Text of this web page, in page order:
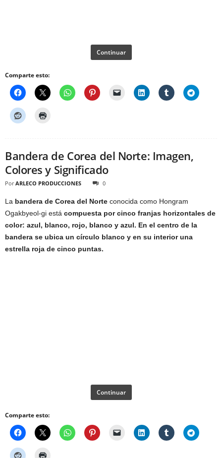
Continuar
Comparte esto:
Bandera de Corea del Norte: Imagen,
Colores y Significado
Por ARLECO PRODUCCIONES 0
La bandera de Corea del Norte conocida como Hongram
Ogakbyeol-gi está compuesta por cinco franjas horizontales de
color: azul, blanco, rojo, blanco y azul. En el centro de la
bandera se ubica un círculo blanco y en su interior una
estrella roja de cinco puntas.
Continuar
Comparte esto: